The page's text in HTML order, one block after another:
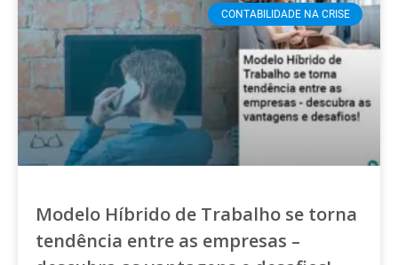
CONTABILIDADE NA CRISE
Modelo Híbrido de Trabalho se torna
tendência entre as empresas –